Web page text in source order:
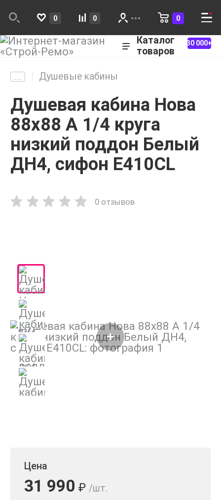
0 0 0
Каталог
товаров
30 000+
Душевые кабины
Душевая кабина Нова
88х88 А 1/4 круга
низкий поддон Белый
ДН4, сифон E410CL
0 отзывов
Цена
31 990 ₽ /шт.